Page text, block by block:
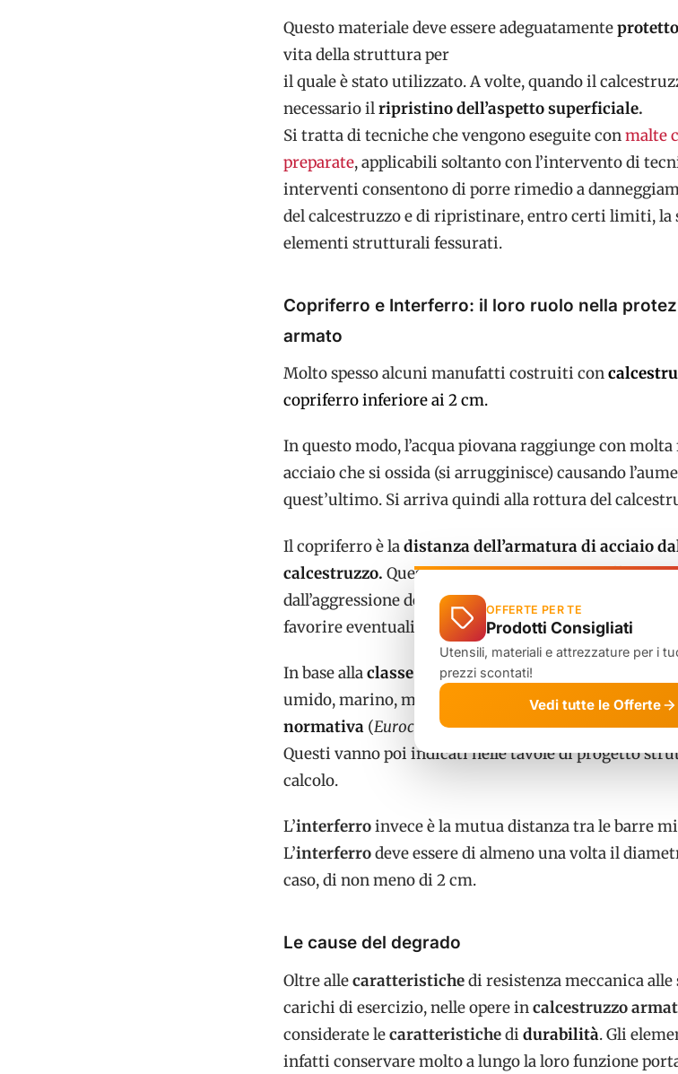
Questo materiale deve essere adeguatamenteprotetto
vita della struttura per
il quale è stato utilizzato. A volte, quando il
necessario ilripristino dell’aspetto superficiale.
Si tratta di tecniche che vengono eseguite conmalte
preparate, applicabili soltanto con l’intervento di
interventi consentono di porre rimedio a
del calcestruzzo e di ripristinare, entro certi limiti, la
elementi strutturali fessurati.
Copriferro e Interferro: il loro ruolo nella
armato
Molto spesso alcuni manufatti costruiti con
copriferroinferiore ai 2 cm.
In questo modo, l’acqua piovana raggiunge con
acciaio che si ossida (si arrugginisce) causando
quest’ultimo. Si arriva quindi alla rottura del
Il copriferro è ladistanza dell’armatura di acciaio
calcestruzzo. Questa distanza deve essere sufficiente
dall’aggressione degli agenti ambientali. Non deve
favorire eventuali distacchi del lembo superficiale del
In base allaclasse di esposizione ambientale
e al
umido, marino, moderatamente aggressivo,
normativa (Eurocodici e Linee Guida) prescrive dei
Questi vanno poi indicati nelle tavole di progetto
calcolo.
L’interferroinvece è la mutua distanza tra le barre
L’interferrodeve essere di almeno una volta il
caso, di non meno di 2 cm.
Le cause del degrado
Oltre allecaratteristichedi resistenza meccanica
carichi di esercizio, nelle opere incalcestruzzo
considerate lecaratteristichedi durabilità. Gli
infatti conservare molto a lungo la loro funzione
OFFERTE PER TE
Prodotti Consigliati
Utensili, materiali e attrezzature per i
prezzi scontati!
Vedi tutte le Offerte